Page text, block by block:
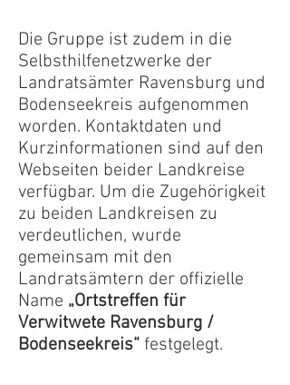
Die Gruppe ist zudem in die
Selbsthilfenetzwerke der
Landratsämter Ravensburg und
Bodenseekreis aufgenommen
worden. Kontaktdaten und
Kurzinformationen sind auf den
Webseiten beider Landkreise
verfügbar. Um die Zugehörigkeit
zu beiden Landkreisen zu
verdeutlichen, wurde
gemeinsam mit den
Landratsämtern der offizielle
Name „Ortstreffen für
Verwitwete Ravensburg /
Bodenseekreis“ festgelegt.